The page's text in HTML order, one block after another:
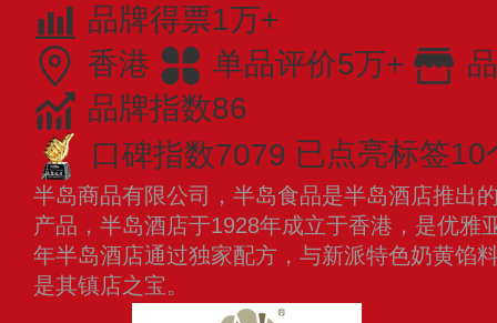
品牌得票1万+
香港
单品评价5万+
品牌指数86
口碑指数7079 已点亮标签10
半岛商品有限公司，半岛食品是半岛酒店推出
产品，半岛酒店于1928年成立于香港，是优雅
年半岛酒店通过独家配方，与新派特色奶黄馅
是其镇店之宝。